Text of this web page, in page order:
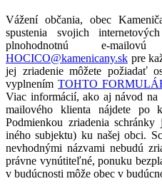
Vážení občania, obec
spustenia svojich
plnohodnotnú e-
HOCICO@kamenicany.sk pre
jej zriadenie môžete požiadať
vyplnenímTOHTO
Viac informácií, ako aj návod na
mailového klienta nájdete po
Podmienkou zriadenia
iného subjektu) ku našej obci.
nevhodnými názvami nebudú
právne vynútiteľné, ponuku
v budúcnosti môže obec v